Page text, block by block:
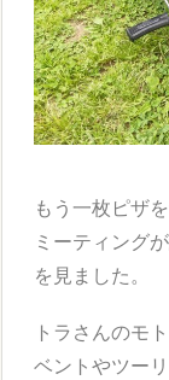
もう一枚ピザ
ミーティング
を見ました。
トラさんのモ
ベントやツー